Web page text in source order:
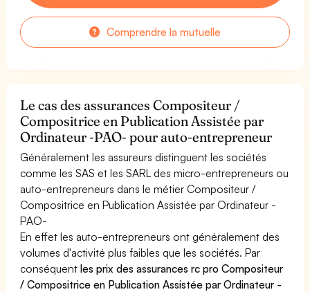
Comprendre la mutuelle
Le cas des assurances Compositeur /
Compositrice en Publication Assistée par
Ordinateur -PAO- pour auto-entrepreneur
Généralement les assureurs distinguent les sociétés
comme les SAS et les SARL des micro-entrepreneurs ou
auto-entrepreneurs dans le métier Compositeur /
Compositrice en Publication Assistée par Ordinateur -
PAO-
En effet les auto-entrepreneurs ont généralement des
volumes d'activité plus faibles que les sociétés. Par
conséquentles prix des assurances rc pro Compositeur
/ Compositrice en Publication Assistée par Ordinateur -